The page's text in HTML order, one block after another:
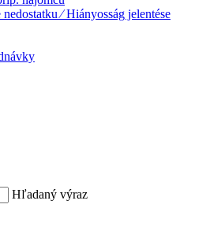
⁄ Hiányosság jelentése
Hľadaný výraz